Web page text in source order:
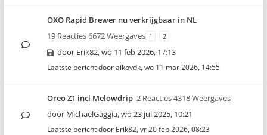
OXO Rapid Brewer nu verkrijgbaar in NL
19 Reacties 6672 Weergaves 1 2
door Erik82,wo 11 feb 2026, 17:13
Laatste bericht dooraikovdk, wo 11 mar 2026, 14:55
Oreo Z1 incl Melowdrip 2 Reacties 4318 Weergaves
door MichaelGaggia,wo 23 jul 2025, 10:21
Laatste bericht door Erik82, vr 20 feb 2026, 08:23